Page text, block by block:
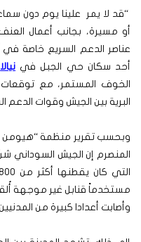
“قد لا يمر علينا يوم دون
أو مسيرة، بجانب أعمال
عناصر الدعم السريع خاصة
أحد سكان حي الجبل في نيالا
الخوف المستمر، مع توقعات
البرية بين الجيش وقوات الدعم
وبحسب تقرير منظمة “هيومن
المنصرم إن الجيش السوداني
مستخدماً قنابل غير موجهة
وأصابت أعدادا كبيرة من